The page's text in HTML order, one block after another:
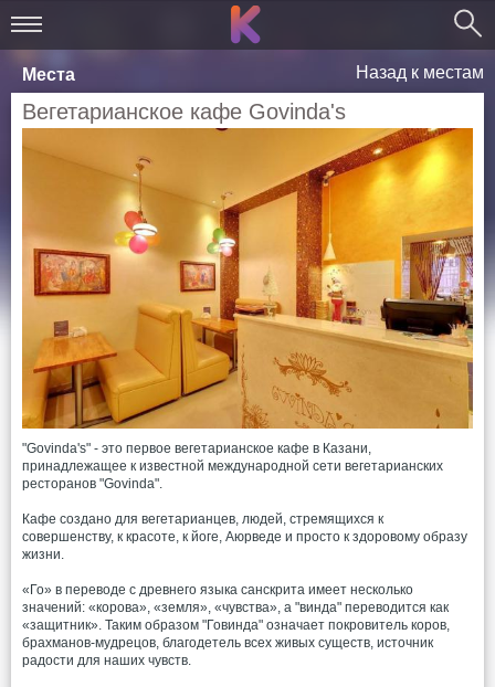
Места Назад к местам
Вегетарианское кафе Govinda's
"Govinda's" - это первое вегетарианское кафе в Казани,
принадлежащее к известной международной сети вегетарианских
ресторанов "Govinda".
Кафе создано для вегетарианцев, людей, стремящихся к
совершенству, к красоте, к йоге, Аюрведе и просто к здоровому образу
жизни.
«Го» в переводе с древнего языка санскрита имеет несколько
значений: «корова», «земля», «чувства», а "винда" переводится как
«защитник». Таким образом "Говинда" означает покровитель коров,
брахманов-мудрецов, благодетель всех живых существ, источник
радости для наших чувств.